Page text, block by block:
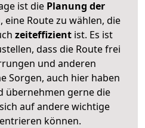
ist diePlanung der
eine Route zu wählen, die
zeiteffizientist. Es ist
dass die Route frei
und anderen
Sorgen, auch hier haben
übernehmen gerne die
auf andere wichtige
können.